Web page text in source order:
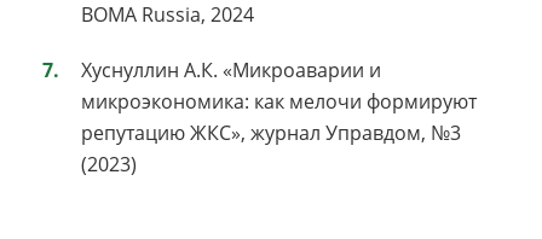
BOMA Russia, 2024
Хуснуллин А.К. «Микроаварии и
микроэкономика: как мелочи формируют
репутацию ЖКС», журнал Управдом, №3
(2023)